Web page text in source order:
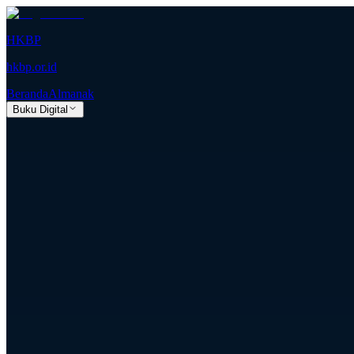
HKBP
hkbp.or.id
BerandaAlmanak
Buku Digital